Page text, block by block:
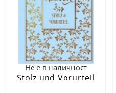
Не е в наличност
Stolz und Vorurteil